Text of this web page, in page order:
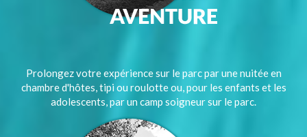
Prolongez votre expérience sur le parc par une nuitée en
chambre d'hôtes, tipi ou roulotte ou, pour les enfants et les
adolescents, par un camp soigneur sur le parc.